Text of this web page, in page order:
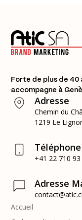
Forte de plus de 40
accompagne à
Accueil
Adresse
Chemin du
1219 Le
Téléphone
+41 22 710 93
Adresse